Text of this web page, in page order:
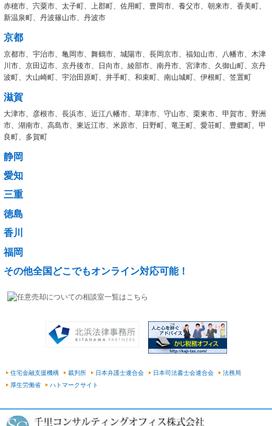
赤穂市、宍粟市、太子町、上郡町、佐用町、豊岡市、養父市、朝来市、香美町、
新温泉町、丹波篠山市、丹波市
京都
京都市、宇治市、亀岡市、舞鶴市、城陽市、長岡京市、福知山市、八幡市、木津
川市、京田辺市、京丹後市、日向市、綾部市、南丹市、宮津市、久御山町、京丹
波町、大山崎町、宇治田原町、井手町、和束町、南山城町、伊根町、笠置町
滋賀
大津市、彦根市、長浜市、近江八幡市、草津市、守山市、栗東市、甲賀市、野洲
市、湖南市、高島市、東近江市、米原市、日野町、竜王町、愛荘町、豊郷町、甲
良町、多賀町
静岡
愛知
三重
徳島
香川
福岡
その他全国どこでもオンライン対応可能！
住宅金融支援機構 裁判所 日本弁護士連合会 日本司法書士会連合会
法務局
厚生労働省
ハトマークサイト